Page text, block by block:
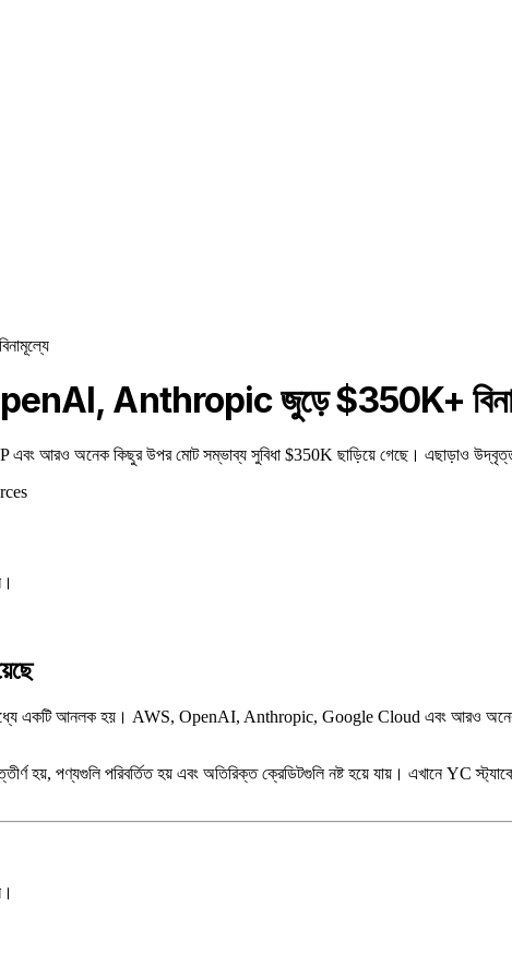
OpenAI, Anthropic জুড়ে $350K+
আরও অনেক কিছুর উপর মোট সম্ভাব্য সুবিধা $350K ছাড়িয়ে গেছে। এছাড়াও উদ্বৃত্ত
মধ্যে একটি আনলক হয়। AWS, OpenAI, Anthropic, Google Cloud এবং আরও অনেক
হয়, পণ্যগুলি পরিবর্তিত হয় এবং অতিরিক্ত ক্রেডিটগুলি নষ্ট হয়ে যায়। এখানে YC